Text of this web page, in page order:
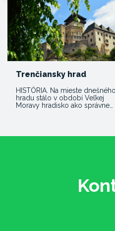
Trenčiansky hrad
HISTÓRIA. Na mieste dnešného
hradu stálo v období Veľkej
Moravy hradisko ako správne…